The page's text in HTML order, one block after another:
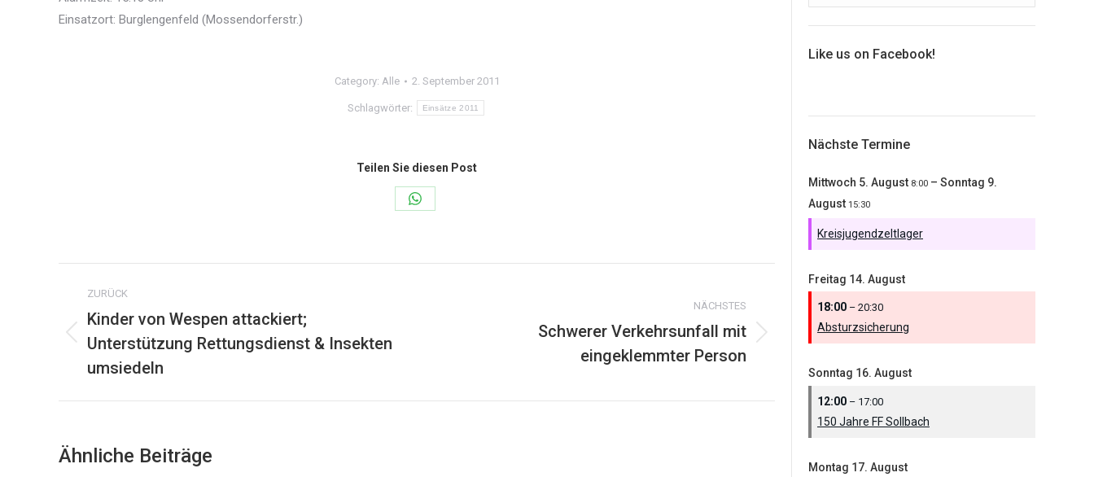
Einsatzort: Burglengenfeld (Mossendorferstr.)
Category: Alle 2. September 2011
Schlagwörter: Einsätze 2011
Teilen Sie diesen Post
Share
Kommentarnavigation
ZURÜCK
Vorheriger
Beitrag:
Kinder von Wespen attackiert;
Unterstützung Rettungsdienst & Insekten
umsiedeln
NÄCHSTES
Schwerer Verkehrsunfall mit
eingeklemmter Person
Ähnliche Beiträge
Like us on Facebook!
Nächste Termine
Mittwoch 5. August 8:00 – Sonntag 9.
August 15:30
Kreisjugendzeltlager
Freitag 14. August
18:00 – 20:30
Absturzsicherung
Sonntag 16. August
12:00 – 17:00
150 Jahre FF Sollbach
Montag 17. August